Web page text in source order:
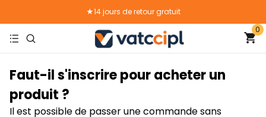
★14 jours de retour gratuit
★Livraison gratuite
0
Faut-il s'inscrire pour acheter un
produit ?
Il est possible de passer une commande sans